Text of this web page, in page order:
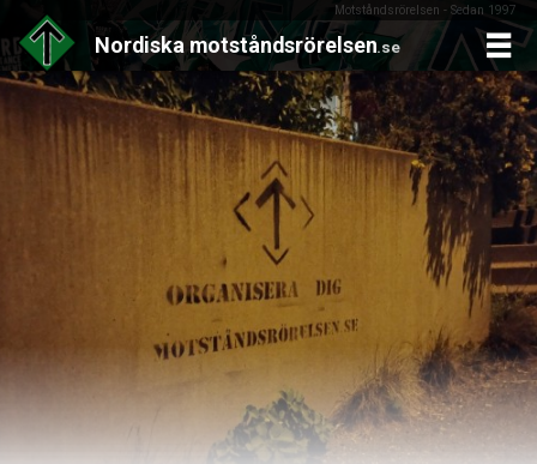
Motståndsrörelsen - Sedan 1997
Nordiska motståndsrörelsen.se
Skip
to
content